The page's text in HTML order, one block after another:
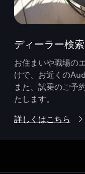
ディーラー検索
お住まいや職場の
けで、お近くの
また、試乗のご予
たします。
詳しくはこちら